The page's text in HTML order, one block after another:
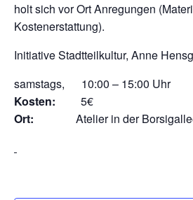
holt sich vor Ort Anregungen
Kostenerstattung).
Initiative Stadtteilkultur, Anne
samstags, 10:00 – 15:00 Uhr
Kosten: 5€
Ort: Atelier in der